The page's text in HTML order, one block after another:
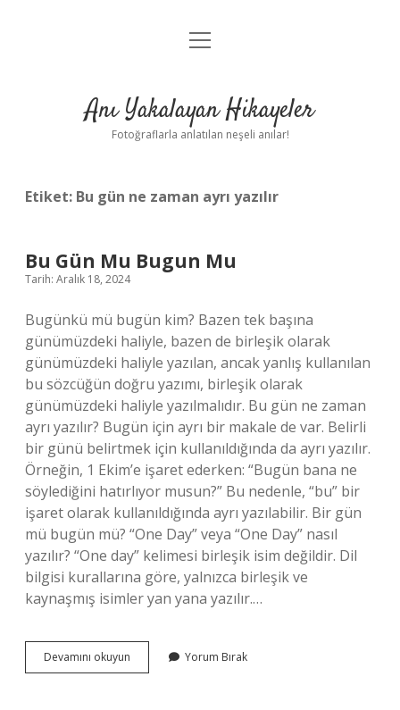
Anasayfa
Yasal Uyarı
menüyü
Anı Yakalayan Hikayeler
Fotoğraflarla anlatılan neşeli anılar!
Etiket: Bu gün ne zaman ayrı yazılır
Bu Gün Mu Bugun Mu
Tarih: Aralık 18, 2024
Bugünkü mü bugün kim? Bazen tek başına
günümüzdeki haliyle, bazen de birleşik olarak
günümüzdeki haliyle yazılan, ancak yanlış kullanılan
bu sözcüğün doğru yazımı, birleşik olarak
günümüzdeki haliyle yazılmalıdır. Bu gün ne zaman
ayrı yazılır? Bugün için ayrı bir makale de var. Belirli
bir günü belirtmek için kullanıldığında da ayrı yazılır.
Örneğin, 1 Ekim’e işaret ederken: “Bugün bana ne
söylediğini hatırlıyor musun?” Bu nedenle, “bu” bir
işaret olarak kullanıldığında ayrı yazılabilir. Bir gün
mü bugün mü? “One Day” veya “One Day” nasıl
yazılır? “One day” kelimesi birleşik isim değildir. Dil
bilgisi kurallarına göre, yalnızca birleşik ve
kaynaşmış isimler yan yana yazılır.…
Devamını okuyun
Gün
Yorum Bırak